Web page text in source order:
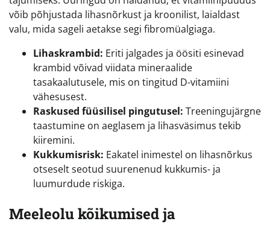
võib põhjustada lihasnõrkust ja kroonilist, laialdast
valu, mida sageli aetakse segi fibromüalgiaga.
Lihaskrambid: Eriti jalgades ja öösiti esinevad
krambid võivad viidata mineraalide
tasakaalutusele, mis on tingitud D-vitamiini
vähesusest.
Raskused füüsilisel pingutusel: Treeningujärgne
taastumine on aeglasem ja lihasväsimus tekib
kiiremini.
Kukkumisrisk: Eakatel inimestel on lihasnõrkus
otseselt seotud suurenenud kukkumis- ja
luumurdude riskiga.
Meeleolu kõikumised ja